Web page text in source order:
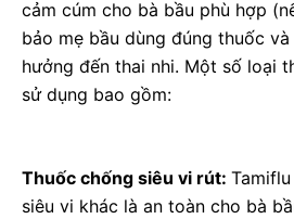
cảm cúm cho bà bầu phù hợp
bảo mẹ bầu dùng đúng thuốc
hưởng đến thai nhi. Một số loại
sử dụng bao gồm:
Thuốc chống siêu vi rút:
siêu vi khác là an toàn cho bà